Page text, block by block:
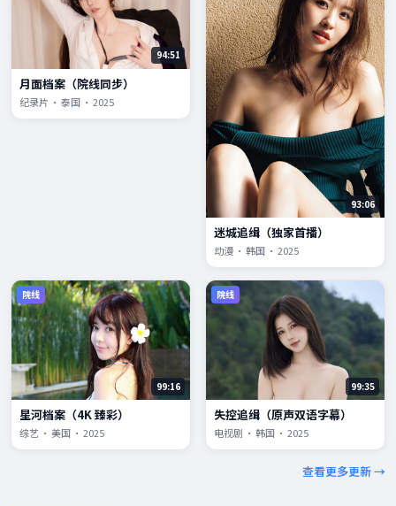
94:51
月面档案（院线同步）
纪录片 · 泰国 · 2025
93:06
迷城追缉（独家首播）
动漫 · 韩国 · 2025
院线
99:16
星河档案（4K 臻彩）
综艺 · 美国 · 2025
院线
99:35
失控追缉（原声双语字幕）
电视剧 · 韩国 · 2025
查看更多更新 →